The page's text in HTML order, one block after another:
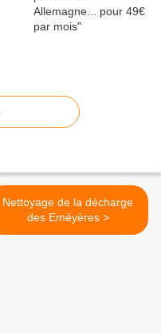
Nettoyage de la décharge
des Eméyères >